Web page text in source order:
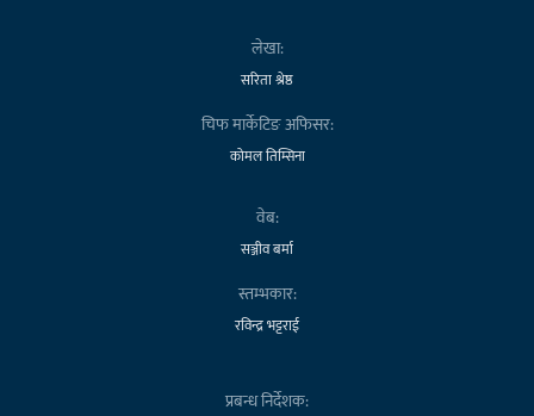
लेखा:
सरिता श्रेष्ठ
चिफ मार्केटिङ अफिसर:
कोमल तिम्सिना
वेब:
सञ्जीव बर्मा
स्तम्भकार:
रविन्द्र भट्टराई
प्रबन्ध निर्देशक: